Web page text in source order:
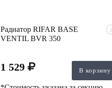
Радиатор RIFAR BASE
VENTIL BVR 350
i
1 529 В корзину